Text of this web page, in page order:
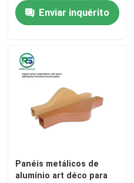
versátil e altura de visão
ajustávelEnviar inquérito
Panéis metálicos de
alumínio art déco para